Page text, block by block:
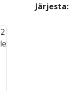
Järjesta: